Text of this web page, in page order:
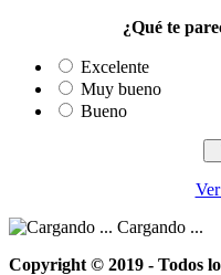
¿Qué te
Excelente
Muy bueno
Bueno
Cargando ...
Copyright © 2019 - Todos